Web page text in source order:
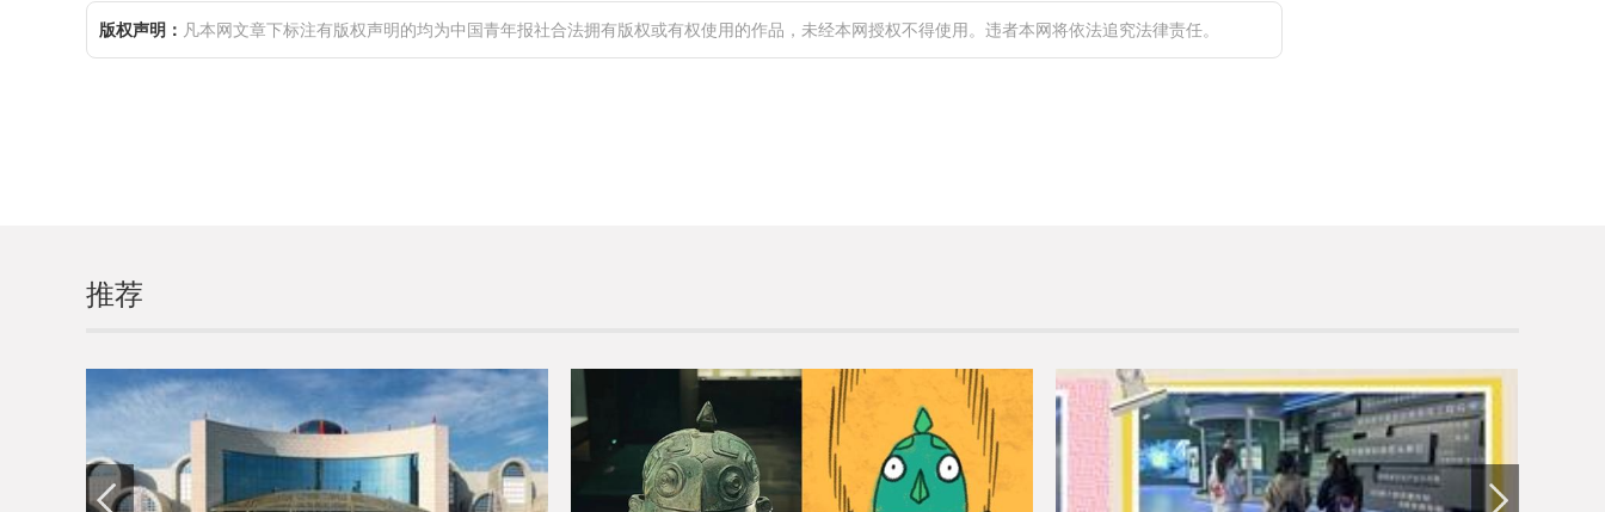
版权声明： 凡本网文章下标注有版权声明的均为中国青年报社合法拥有版权或有权使用的作品，未经本网授权不得使用。违者本网将依法追究法律责任。
推荐